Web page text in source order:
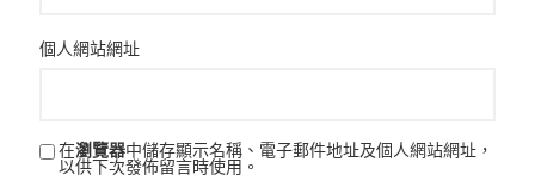
個人網站網址
在瀏覽器中儲存顯示名稱、電子郵件地址及個人網站網址，
以供下次發佈留言時使用。